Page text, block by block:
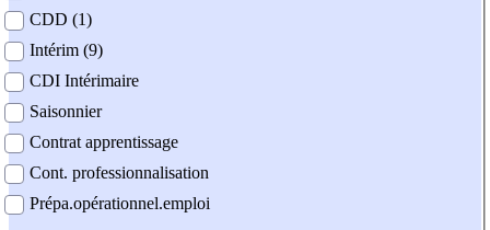
CDD (1)
Intérim (9)
CDI Intérimaire
Saisonnier
Contrat apprentissage
Cont. professionnalisation
Prépa.opérationnel.emploi